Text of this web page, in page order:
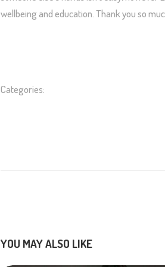
wellbeing and education. Thank you so
Categories:
YOU MAY ALSO LIKE